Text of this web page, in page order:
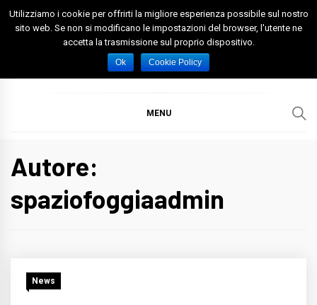
Skip
Spazio Foggia
Foggia News Calcio Eventi e Attività nella Capitanata
MENU
Autore:
spaziofoggiaadmin
News
Utilizziamo i cookie per offrirti la migliore esperienza possibile sul nostro
sito web. Se non si modificano le impostazioni del browser, l'utente ne
accetta la trasmissione sul proprio dispositivo.
Ok Cookie Policy